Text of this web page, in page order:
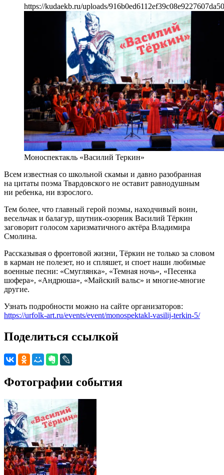
https://kudaekb.ru/uploads/
Моноспектакль «Василий Теркин»
Всем известная со школьной скамьи и давно разобранная
на цитаты поэма Твардовского не оставит равнодушным
ни ребенка, ни взрослого.
Тем более, что главный герой поэмы, находчивый воин,
весельчак и балагур, шутник-озорник Василий Тёркин
заговорит голосом харизматичного актёра Владимира
Смолина.
Рассказывая о фронтовой жизни, Тёркин не только за словом
в карман не полезет, но и спляшет, и споет наши любимые
военные песни: «Смуглянка», «Темная ночь», «Песенка
шофера», «Андрюша», «Майский вальс» и многие-многие
другие.
Узнать подробности можно на сайте организаторов:
https://urfolk-art.ru/events/event/monospektakl-vasilij-terkin-5/
Поделиться ссылкой
Фотографии события